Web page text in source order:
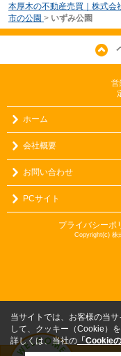
本厚木の不動産売買｜株式会
市の公園 > いずみ公園
営
ホーム
会社概要
お問い合わせ
PCサイト
プライバシーポ
Copyright(c) 株
当サイトでは、お客様の当
して、クッキー（Cookie）を
詳しくは、当社の 「Cookie